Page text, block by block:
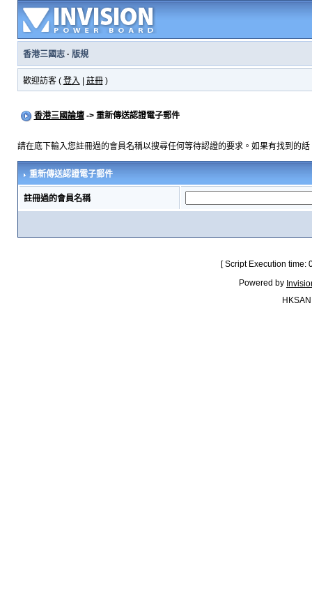
香港三國志· 版規
歡迎訪客 ( 登入 註冊)
香港三國論壇-> 重新傳送認證電子郵件
請在底下輸入您註冊過的會員名稱以搜尋任何等待認證的要求。如果有找到的
重新傳送認證電子郵件
註冊過的會員名稱
[ Script Execution
Powered by